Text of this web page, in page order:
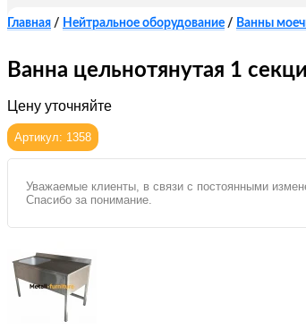
Главная / Нейтральное оборудование / Ванны
Ванна цельнотянутая 1
Цену уточняйте
Артикул: 1358
Уважаемые клиенты, в связи с постоянными
Спасибо за понимание.